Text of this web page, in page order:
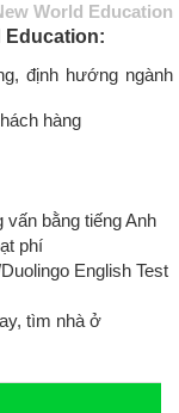
World Education
Education:
định hướng ngành
hàng
bằng tiếng Anh
phí
English Test
tìm nhà ở